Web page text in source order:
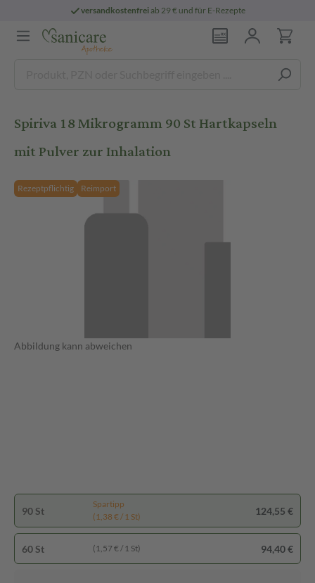
versandkostenfreiab 29 € und für E-Rezepte
Spiriva 18 Mikrogramm 90 St Hartkapseln
mit Pulver zur Inhalation
Rezeptpflichtig Reimport
Abbildung kann abweichen
90 St
Spartipp
(1,38 € / 1 St)
124,55 €
60 St (1,57 € / 1 St) 94,40 €